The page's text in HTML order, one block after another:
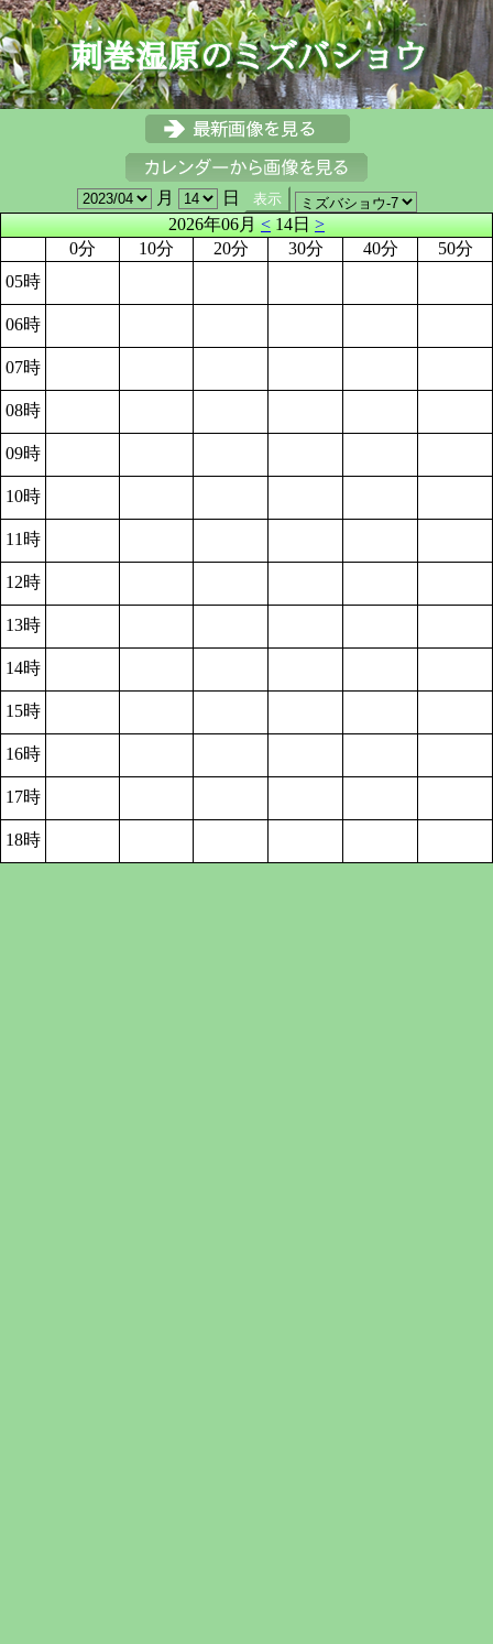
月
日
2026年06月<14日>
0分
10分 20分 30分 40分
50分
05時
06時
07時
08時
09時
10時
11時
12時
13時
14時
15時
16時
17時
18時